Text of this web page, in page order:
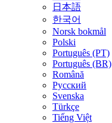
日本語
한국어
Norsk bokmål
Polski
Português (PT)
Português (BR)
Română
Русский
Svenska
Türkçe
Tiếng Việt